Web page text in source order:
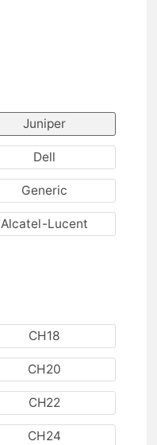
Juniper
Dell
Generic
Alcatel-Lucent
CH18
CH20
CH22
CH24